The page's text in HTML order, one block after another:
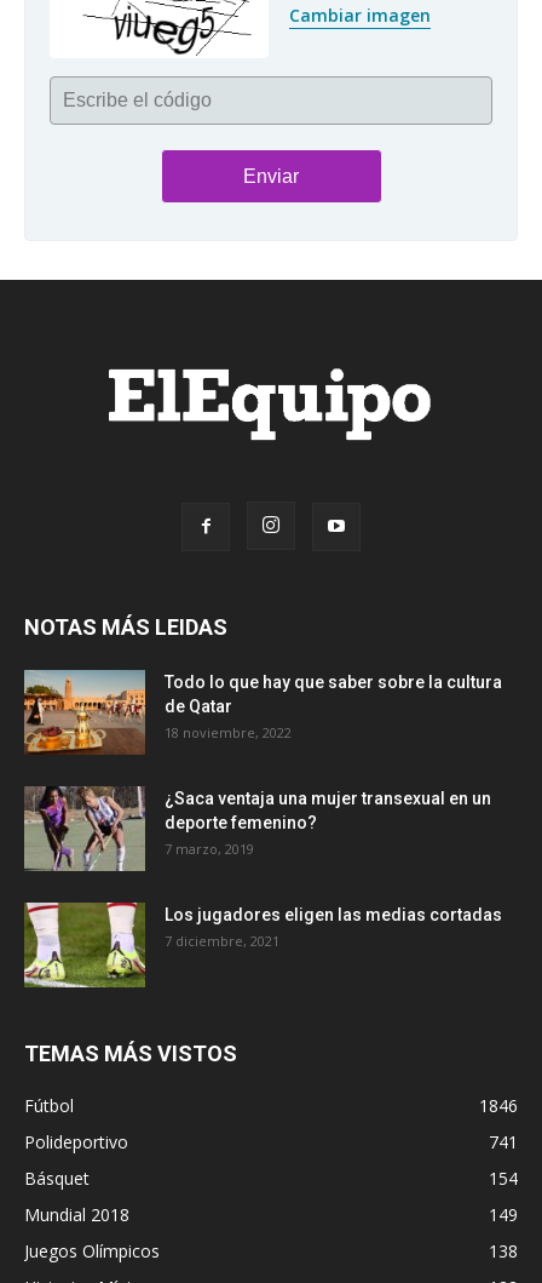
Cambiar imagen
Escribe el código
NOTAS MÁS LEIDAS
Todo lo que hay que saber sobre la cultura
de Qatar
18 noviembre, 2022
¿Saca ventaja una mujer transexual en un
deporte femenino?
7 marzo, 2019
Los jugadores eligen las medias cortadas
7 diciembre, 2021
TEMAS MÁS VISTOS
Fútbol
1846
Polideportivo
741
Básquet
154
Mundial 2018
149
Juegos Olímpicos
138